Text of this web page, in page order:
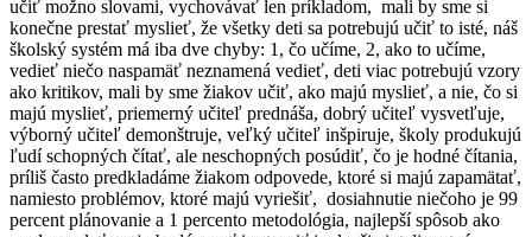
učiť možno slovami, vychovávať len príkladom, mali by sme si
konečne prestať myslieť, že všetky deti sa potrebujú učiť to isté, náš
školský systém má iba dve chyby: 1, čo učíme, 2, ako to učíme,
vedieť niečo naspamäť neznamená vedieť, deti viac potrebujú vzory
ako kritikov, mali by sme žiakov učiť, ako majú myslieť, a nie, čo si
majú myslieť, priemerný učiteľ prednáša, dobrý učiteľ vysvetľuje,
výborný učiteľ demonštruje, veľký učiteľ inšpiruje, školy produkujú
ľudí schopných čítať, ale neschopných posúdiť, čo je hodné čítania,
príliš často predkladáme žiakom odpovede, ktoré si majú zapamätať,
namiesto problémov, ktoré majú vyriešiť, dosiahnutie niečoho je 99
percent plánovanie a 1 percento metodológia, najlepší spôsob ako